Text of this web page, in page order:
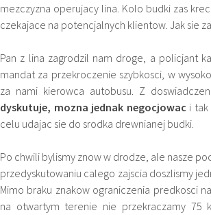
mezczyzna operujacy lina. Kolo budki zas
czekajace na potencjalnych klientow. Jak sie
Pan z lina zagrodzil nam droge, a policjant
mandat za przekroczenie szybkosci, w
za nami kierowca autobusu. Z
dyskutuje, mozna jednak negocjowac i
celu udajac sie do srodka drewnianej budki.
Po chwili bylismy znow w drodze, ale nasze
przedyskutowaniu calego zajscia doszlismy
Mimo braku znakow ograniczenia predkosci
na otwartym terenie nie przekraczamy 75